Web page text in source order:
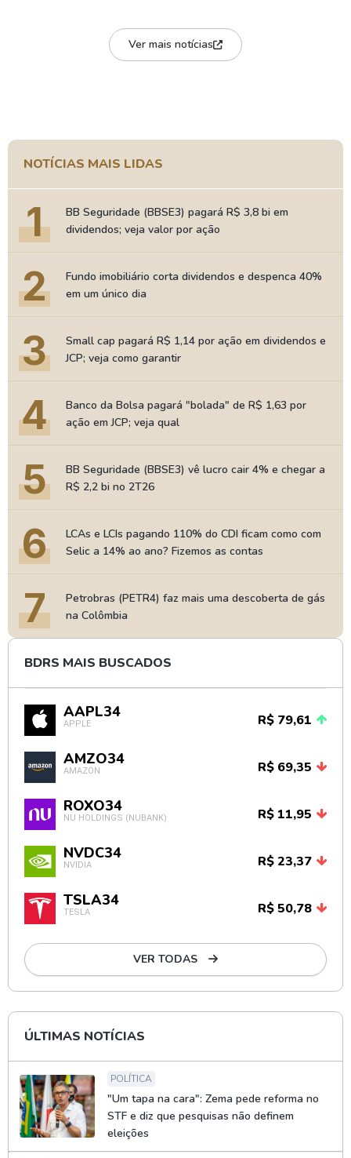
Ver mais notícias
NOTÍCIAS MAIS LIDAS
1
BB Seguridade (BBSE3) pagará R$ 3,8 bi em
dividendos; veja valor por ação
2
Fundo imobiliário corta dividendos e despenca 40%
em um único dia
3
Small cap pagará R$ 1,14 por ação em dividendos e
JCP; veja como garantir
4
Banco da Bolsa pagará "bolada" de R$ 1,63 por
ação em JCP; veja qual
5
BB Seguridade (BBSE3) vê lucro cair 4% e chegar a
R$ 2,2 bi no 2T26
6
LCAs e LCIs pagando 110% do CDI ficam como com
Selic a 14% ao ano? Fizemos as contas
7
Petrobras (PETR4) faz mais uma descoberta de gás
na Colômbia
BDRS MAIS BUSCADOS
AAPL34
APPLE R$ 79,61
AMZO34
AMAZON R$ 69,35
ROXO34
NU HOLDINGS (NUBANK) R$ 11,95
NVDC34
NVIDIA R$ 23,37
TSLA34
TESLA R$ 50,78
VER TODAS
ÚLTIMAS NOTÍCIAS
POLÍTICA
"Um tapa na cara": Zema pede reforma no
STF e diz que pesquisas não definem
eleições